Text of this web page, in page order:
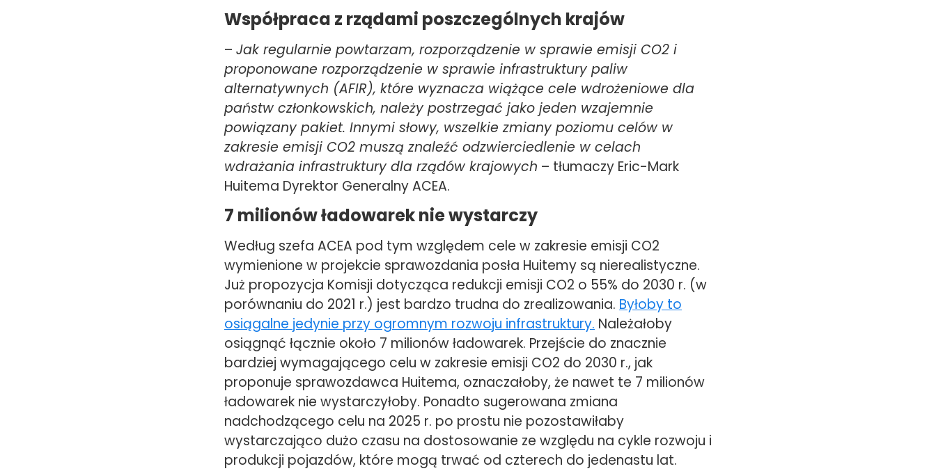
Współpraca z rządami poszczególnych krajów
– Jak regularnie powtarzam, rozporządzenie w sprawie emisji CO2 i
proponowane rozporządzenie w sprawie infrastruktury paliw
alternatywnych (AFIR), które wyznacza wiążące cele wdrożeniowe dla
państw członkowskich, należy postrzegać jako jeden wzajemnie
powiązany pakiet. Innymi słowy, wszelkie zmiany poziomu celów w
zakresie emisji CO2 muszą znaleźć odzwierciedlenie w celach
wdrażania infrastruktury dla rządów krajowych – tłumaczy Eric-Mark
Huitema Dyrektor Generalny ACEA.
7 milionów ładowarek nie wystarczy
Według szefa ACEA pod tym względem cele w zakresie emisji CO2
wymienione w projekcie sprawozdania posła Huitemy są nierealistyczne.
Już propozycja Komisji dotycząca redukcji emisji CO2 o 55% do 2030 r. (w
porównaniu do 2021 r.) jest bardzo trudna do zrealizowania. Byłoby to
osiągalne jedynie przy ogromnym rozwoju infrastruktury. Należałoby
osiągnąć łącznie około 7 milionów ładowarek. Przejście do znacznie
bardziej wymagającego celu w zakresie emisji CO2 do 2030 r., jak
proponuje sprawozdawca Huitema, oznaczałoby, że nawet te 7 milionów
ładowarek nie wystarczyłoby. Ponadto sugerowana zmiana
nadchodzącego celu na 2025 r. po prostu nie pozostawiłaby
wystarczająco dużo czasu na dostosowanie ze względu na cykle rozwoju i
produkcji pojazdów, które mogą trwać od czterech do jedenastu lat.